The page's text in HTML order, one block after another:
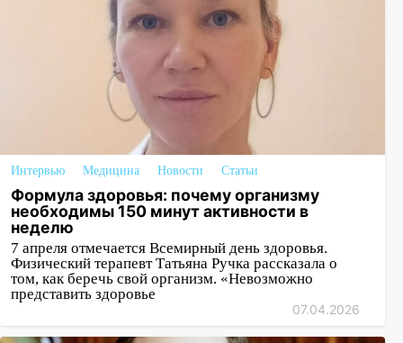
Интервью Медицина Новости Статьи
Формула здоровья: почему организму
необходимы 150 минут активности в
неделю
7 апреля отмечается Всемирный день здоровья.
Физический терапевт Татьяна Ручка рассказала о
том, как беречь свой организм. «Невозможно
представить здоровье
07.04.2026